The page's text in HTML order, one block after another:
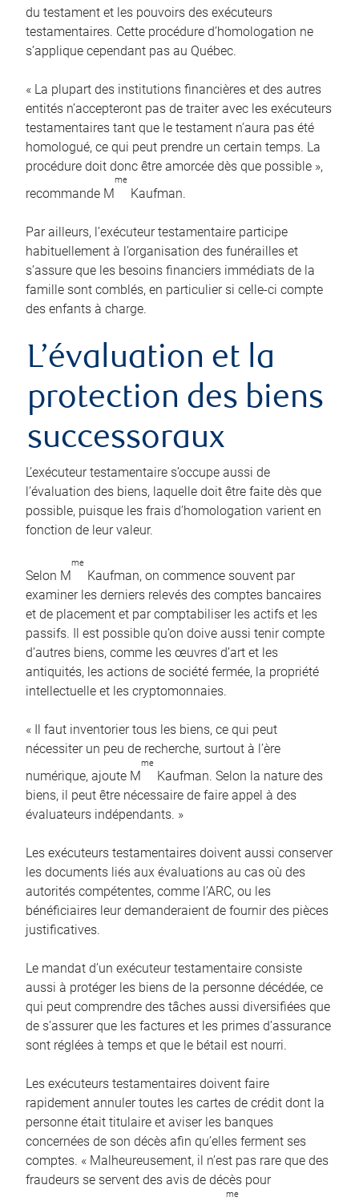
du testament et les pouvoirs des exécuteurs
testamentaires. Cette procédure d’homologation ne
s’applique cependant pas au Québec.
« La plupart des institutions financières et des autres
entités n’accepteront pas de traiter avec les exécuteurs
testamentaires tant que le testament n’aura pas été
homologué, ce qui peut prendre un certain temps. La
procédure doit donc être amorcée dès que possible »,
recommande M
me
Kaufman.
Par ailleurs, l’exécuteur testamentaire participe
habituellement à l’organisation des funérailles et
s’assure que les besoins financiers immédiats de la
famille sont comblés, en particulier si celle-ci compte
des enfants à charge.
L’évaluation et la
protection des biens
successoraux
L’exécuteur testamentaire s’occupe aussi de
l’évaluation des biens, laquelle doit être faite dès que
possible, puisque les frais d’homologation varient en
fonction de leur valeur.
Selon M
me
Kaufman, on commence souvent par
examiner les derniers relevés des comptes bancaires
et de placement et par comptabiliser les actifs et les
passifs. Il est possible qu’on doive aussi tenir compte
d’autres biens, comme les œuvres d’art et les
antiquités, les actions de société fermée, la propriété
intellectuelle et les cryptomonnaies.
« Il faut inventorier tous les biens, ce qui peut
nécessiter un peu de recherche, surtout à l’ère
numérique, ajoute M
me
Kaufman. Selon la nature des
biens, il peut être nécessaire de faire appel à des
évaluateurs indépendants. »
Les exécuteurs testamentaires doivent aussi conserver
les documents liés aux évaluations au cas où des
autorités compétentes, comme l’ARC, ou les
bénéficiaires leur demanderaient de fournir des pièces
justificatives.
Le mandat d’un exécuteur testamentaire consiste
aussi à protéger les biens de la personne décédée, ce
qui peut comprendre des tâches aussi diversifiées que
de s’assurer que les factures et les primes d’assurance
sont réglées à temps et que le bétail est nourri.
Les exécuteurs testamentaires doivent faire
rapidement annuler toutes les cartes de crédit dont la
personne était titulaire et aviser les banques
concernées de son décès afin qu’elles ferment ses
comptes. « Malheureusement, il n’est pas rare que des
fraudeurs se servent des avis de décès pour
me